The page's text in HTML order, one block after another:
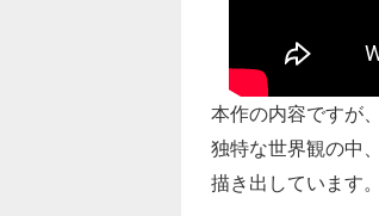
本作の内容ですが
独特な世界観の中
描き出しています